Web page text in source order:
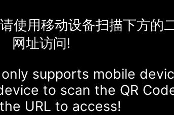
使用移动设备扫描下方的
网址访问!
supports mobile
to scan the QR
URL to access!